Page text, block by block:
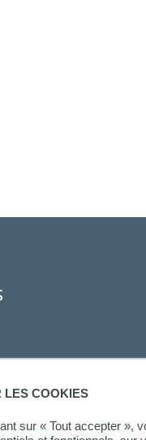
LES COOKIES
sur « Tout accepter »,